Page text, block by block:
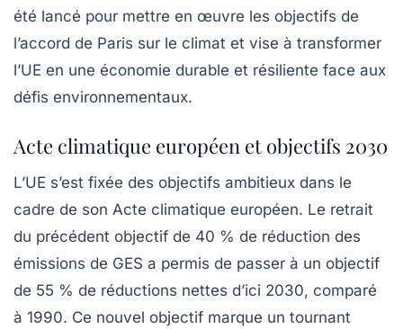
été lancé pour mettre en œuvre les objectifs de
l’accord de Paris sur le climat et vise à transformer
l’UE en une économie durable et résiliente face aux
défis environnementaux.
Acte climatique européen et objectifs 2030
L’UE s’est fixée des objectifs ambitieux dans le
cadre de son Acte climatique européen. Le retrait
du précédent objectif de 40 % de réduction des
émissions de GES a permis de passer à un objectif
de 55 % de réductions nettes d’ici 2030, comparé
à 1990. Ce nouvel objectif marque un tournant